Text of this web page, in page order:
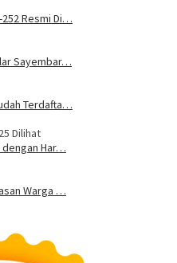
252 Resmi Di…
Sayembar…
Terdafta…
Dilihat
dengan Har…
Warga …